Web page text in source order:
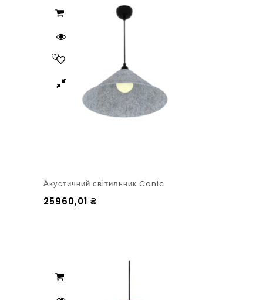
Акустичний світильник Conic
25960,01 ₴